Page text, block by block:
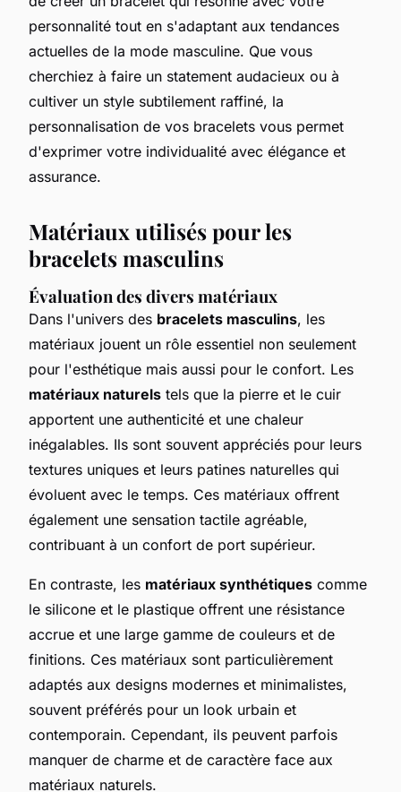
personnalité tout en s'adaptant aux tendances
actuelles de la mode masculine. Que vous
cherchiez à faire un statement audacieux ou à
cultiver un style subtilement raffiné, la
personnalisation de vos bracelets vous permet
d'exprimer votre individualité avec élégance et
assurance.
Matériaux utilisés pour les
bracelets masculins
Évaluation des divers matériaux
Dans l'univers des bracelets masculins, les
matériaux jouent un rôle essentiel non seulement
pour l'esthétique mais aussi pour le confort. Les
matériaux naturels tels que la pierre et le cuir
apportent une authenticité et une chaleur
inégalables. Ils sont souvent appréciés pour leurs
textures uniques et leurs patines naturelles qui
évoluent avec le temps. Ces matériaux offrent
également une sensation tactile agréable,
contribuant à un confort de port supérieur.
En contraste, les matériaux synthétiques comme
le silicone et le plastique offrent une résistance
accrue et une large gamme de couleurs et de
finitions. Ces matériaux sont particulièrement
adaptés aux designs modernes et minimalistes,
souvent préférés pour un look urbain et
contemporain. Cependant, ils peuvent parfois
manquer de charme et de caractère face aux
matériaux naturels.